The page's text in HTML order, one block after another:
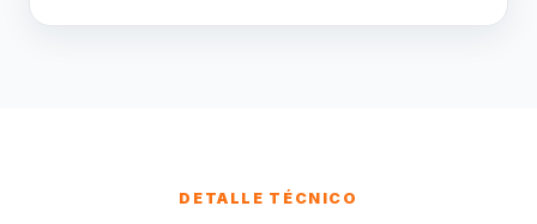
DETALLE TÉCNICO